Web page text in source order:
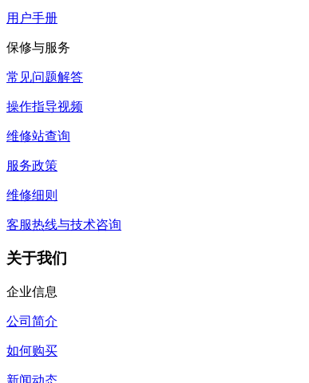
用户手册
保修与服务
常见问题解答
操作指导视频
维修站查询
服务政策
维修细则
客服热线与技术咨询
关于我们
企业信息
公司简介
如何购买
新闻动态